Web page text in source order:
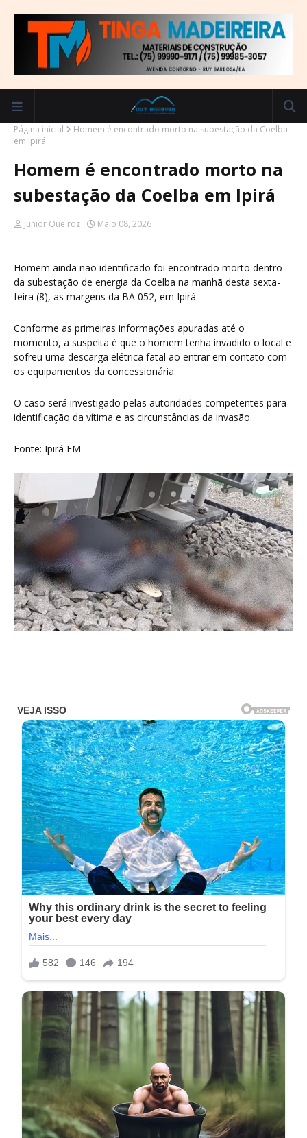
Página inicial
Homem é encontrado morto na subestação da Coelba
em Ipirá
Homem é encontrado morto na
subestação da Coelba em Ipirá
Junior Queiroz Maio 08, 2026
Homem ainda não identificado foi encontrado morto dentro
da subestação de energia da Coelba na manhã desta sexta-
feira (8), as margens da BA 052, em Ipirá.
Conforme as primeiras informações apuradas até o
momento, a suspeita é que o homem tenha invadido o local e
sofreu uma descarga elétrica fatal ao entrar em contato com
os equipamentos da concessionária.
O caso será investigado pelas autoridades competentes para
identificação da vítima e as circunstâncias da invasão.
Fonte: Ipirá FM